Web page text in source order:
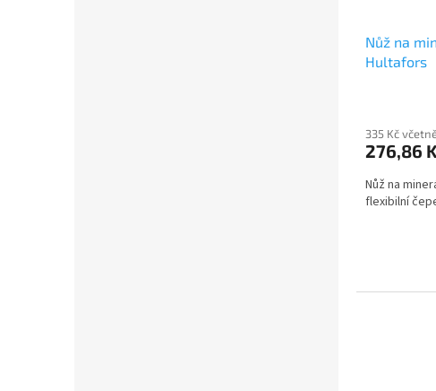
Nůž na
Hultafors
335 Kč
276,86
Nůž na
flexibilní